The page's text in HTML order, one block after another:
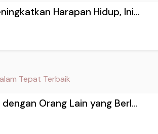
Harapan Hidup, Ini...
Tepat Terbaik
Orang Lain yang Berl...